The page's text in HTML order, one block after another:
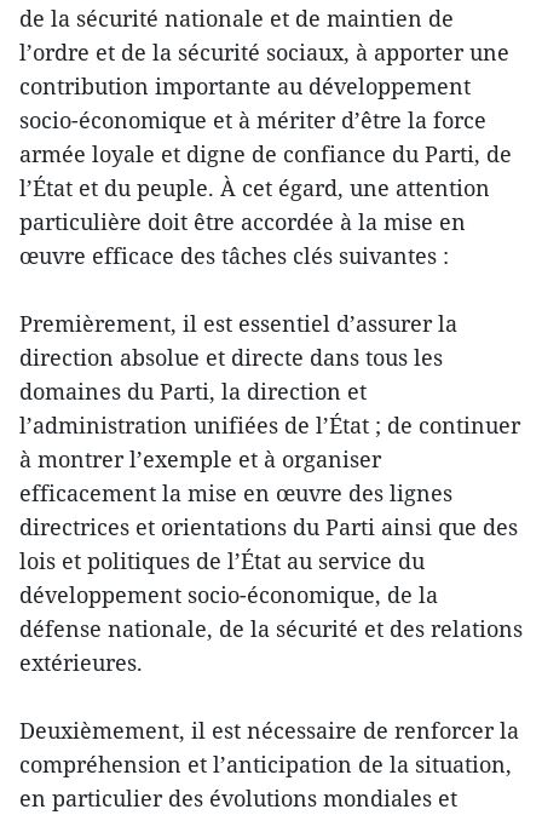
de la sécurité nationale et de maintien de
l’ordre et de la sécurité sociaux, à apporter une
contribution importante au développement
socio-économique et à mériter d’être la force
armée loyale et digne de confiance du Parti, de
l’État et du peuple. À cet égard, une attention
particulière doit être accordée à la mise en
œuvre efficace des tâches clés suivantes :
Premièrement, il est essentiel d’assurer la
direction absolue et directe dans tous les
domaines du Parti, la direction et
l’administration unifiées de l’État ; de continuer
à montrer l’exemple et à organiser
efficacement la mise en œuvre des lignes
directrices et orientations du Parti ainsi que des
lois et politiques de l’État au service du
développement socio-économique, de la
défense nationale, de la sécurité et des relations
extérieures.
Deuxièmement, il est nécessaire de renforcer la
compréhension et l’anticipation de la situation,
en particulier des évolutions mondiales et